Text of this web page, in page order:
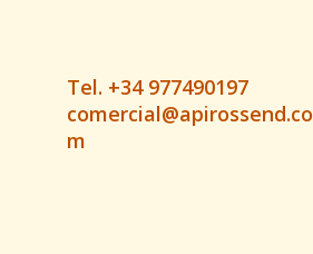
Tel. +34 977490197
comercial@apirossend.co
m